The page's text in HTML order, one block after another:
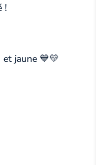
!
jaune 💙💛